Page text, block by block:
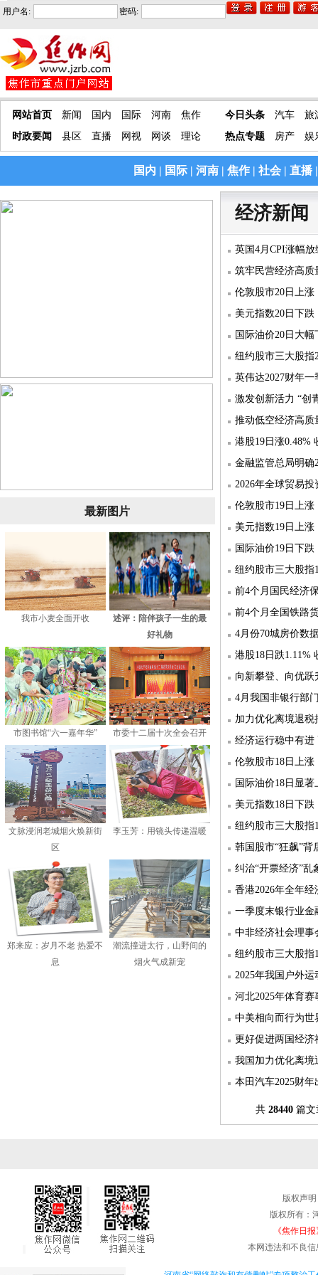
用户名: 密码:
网站首页 新闻 国内 国际 河南
焦作
时政要闻
县区 直播 网视 网谈 理论
今日头条 汽车
旅
热点专题
房产 娱
国内 | 国际 | 河南 | 焦作 | 社会 | 直播
最新图片
我市小麦全面开收
述评：陪伴孩子一生的最
好礼物
市图书馆“六一嘉年华” 市委十二届十次全会召开
文脉浸润老城烟火焕新街
区
李玉芳：用镜头传递温暖
郑来应：岁月不老 热爱不
息
潮流撞进太行，山野间的
烟火气成新宠
经济新闻
英国4月CPI涨幅
筑牢民营经济高质
伦敦股市20日上涨
美元指数20日下跌
国际油价20日大幅
纽约股市三大股指
英伟达2027财年
激发创新活力 “创
推动低空经济高质
港股19日涨0.48%
金融监管总局明确
2026年全球贸易
伦敦股市19日上涨
美元指数19日上涨
国际油价19日下跌
纽约股市三大股指
前4个月国民经济
前4个月全国铁路
4月份70城房价数
港股18日跌1.11%
向新攀登、向优
4月我国非银行部
加力优化离境退
经济运行稳中有进
伦敦股市18日上涨
国际油价18日显著
美元指数18日下跌
纽约股市三大股指
韩国股市“狂飙”背
纠治“开票经济”乱
香港2026年全年
一季度末银行业金
中非经济社会理事
纽约股市三大股指
2025年我国户外
河北2025年体育
中美相向而行为世
更好促进两国经
我国加力优化离境
本田汽车2025财
共28440 篇
版权声明
版权所有：
《焦作日
本网违法和不良信